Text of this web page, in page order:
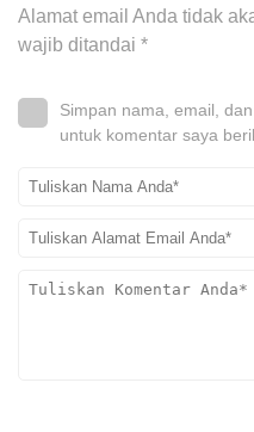
Alamat email Anda tidak
wajib ditandai *
Simpan nama, email,
untuk komentar saya